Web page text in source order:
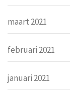
maart 2021
februari 2021
januari 2021